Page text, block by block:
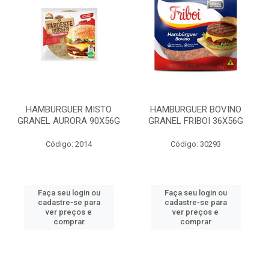
HAMBURGUER MISTO
GRANEL AURORA 90X56G
Código: 2014
Faça seu login ou
cadastre-se para
ver preços e
comprar
HAMBURGUER BOVINO
GRANEL FRIBOI 36X56G
Código: 30293
Faça seu login ou
cadastre-se para
ver preços e
comprar